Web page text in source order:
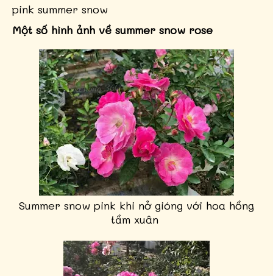
pink summer snow
Một số hình ảnh về summer snow rose
Summer snow pink khi nở gióng với hoa hồng
tầm xuân